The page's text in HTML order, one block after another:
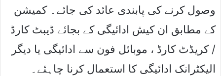
وصول کرنے کی پابندی عائد کی جائے۔ کمیشن
کے مطابق ان کیش ادائیگی کے بجائے ڈیبٹ کارڈ
/ کریڈٹ کارڈ ، موبائل فون سے ادائیگی یا دیگر
الیکٹرانک ادائیگی کا استعمال کرنا چاہئے۔